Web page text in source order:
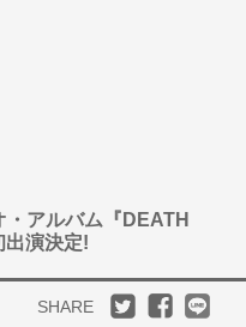
アルバム『DEATH
出演決定!
SHARE